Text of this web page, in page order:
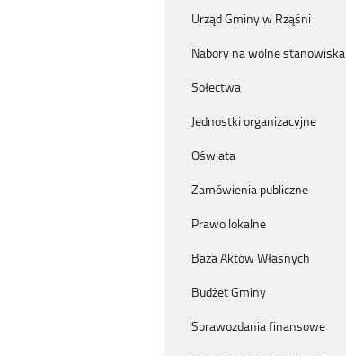
Urząd Gminy w Rząśni
Nabory na wolne stanowiska
Sołectwa
Jednostki organizacyjne
Oświata
Zamówienia publiczne
Prawo lokalne
Baza Aktów Własnych
Budżet Gminy
Sprawozdania finansowe